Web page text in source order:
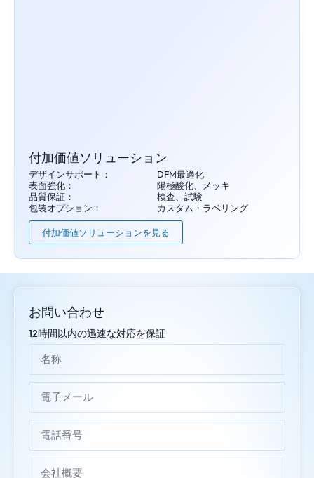
付加価値ソリューション
デザインサポート：
DFM最適化
表面強化：
陽極酸化、メッキ
品質保証：
検査、試験
包装オプション：
カスタム・ラベリング
付加価値ソリューションを見る
お問い合わせ
12時間以内の迅速な対応を保証